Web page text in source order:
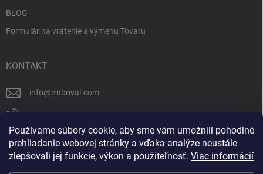
Používame súbory cookie, aby sme vám umožnili pohodlné
prehliadanie webovej stránky a vďaka analýze neustále
zlepšovali jej funkcie, výkon a použiteľnosť. Viac informácií
BLOG
Formulár na vrátenie a výmenu Tovaru
KONTAKT
info@mtbrival.com
Náš Facebook
mtb_rival